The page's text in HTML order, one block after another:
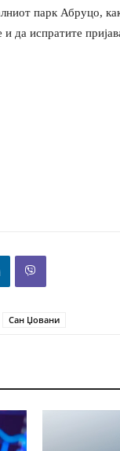
парк Абруцо,
да испратите
Сан Џовани